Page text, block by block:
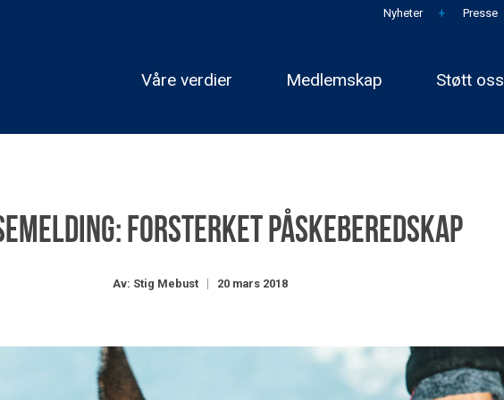
Nyheter Presse
Våre verdier Medlemskap Støtt oss
Forsterket påskeberedskap
Av: Stig Mebust 20 mars 2018